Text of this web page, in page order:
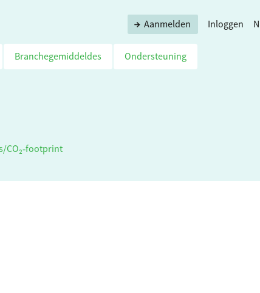
Aanmelden Inloggen
Branchegemiddeldes Ondersteuning
/CO₂‑footprint